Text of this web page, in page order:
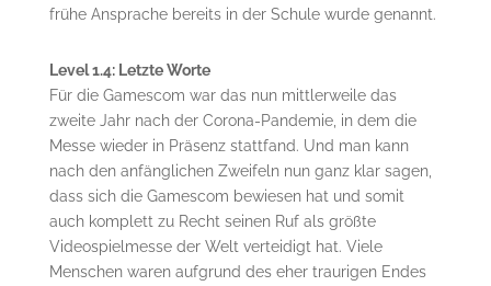
frühe Ansprache bereits in der Schule wurde genannt.
Level 1.4: Letzte Worte
Für die Gamescom war das nun mittlerweile das
zweite Jahr nach der Corona-Pandemie, in dem die
Messe wieder in Präsenz stattfand. Und man kann
nach den anfänglichen Zweifeln nun ganz klar sagen,
dass sich die Gamescom bewiesen hat und somit
auch komplett zu Recht seinen Ruf als größte
Videospielmesse der Welt verteidigt hat. Viele
Menschen waren aufgrund des eher traurigen Endes